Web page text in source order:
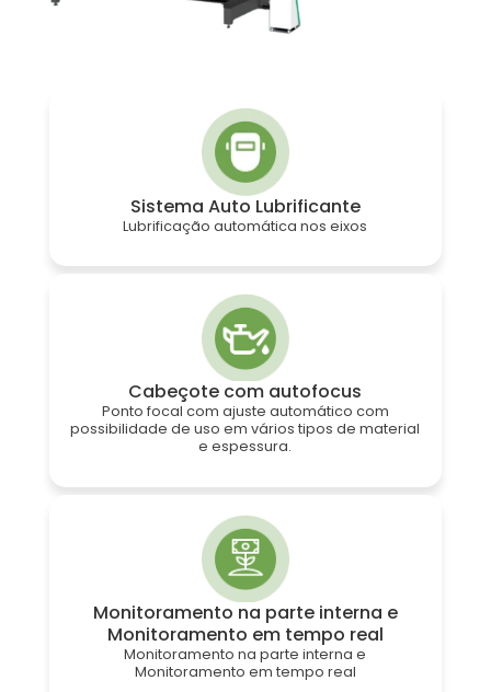
Sistema Auto Lubrificante
Lubrificação automática nos eixos
Cabeçote com autofocus
Ponto focal com ajuste automático com
possibilidade de uso em vários tipos de material
e espessura.
Monitoramento na parte interna e
Monitoramento em tempo real
Monitoramento na parte interna e
Monitoramento em tempo real